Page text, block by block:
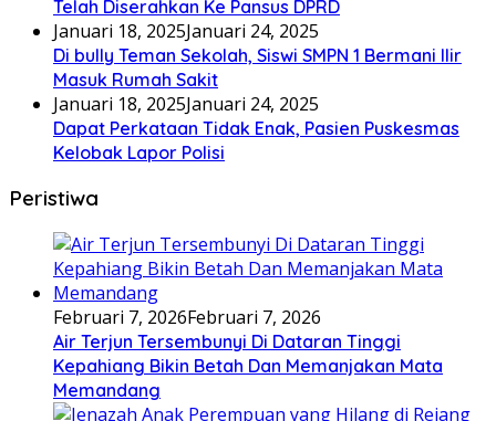
Telah Diserahkan Ke Pansus DPRD
Januari 18, 2025Januari 24, 2025
Di bully Teman Sekolah, Siswi SMPN 1 Bermani Ilir
Masuk Rumah Sakit
Januari 18, 2025Januari 24, 2025
Dapat Perkataan Tidak Enak, Pasien Puskesmas
Kelobak Lapor Polisi
Peristiwa
Februari 7, 2026Februari 7, 2026
Air Terjun Tersembunyi Di Dataran Tinggi
Kepahiang Bikin Betah Dan Memanjakan Mata
Memandang